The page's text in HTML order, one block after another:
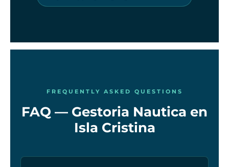
FREQUENTLY ASKED QUESTIONS
FAQ — Gestoria Nautica en
Isla Cristina